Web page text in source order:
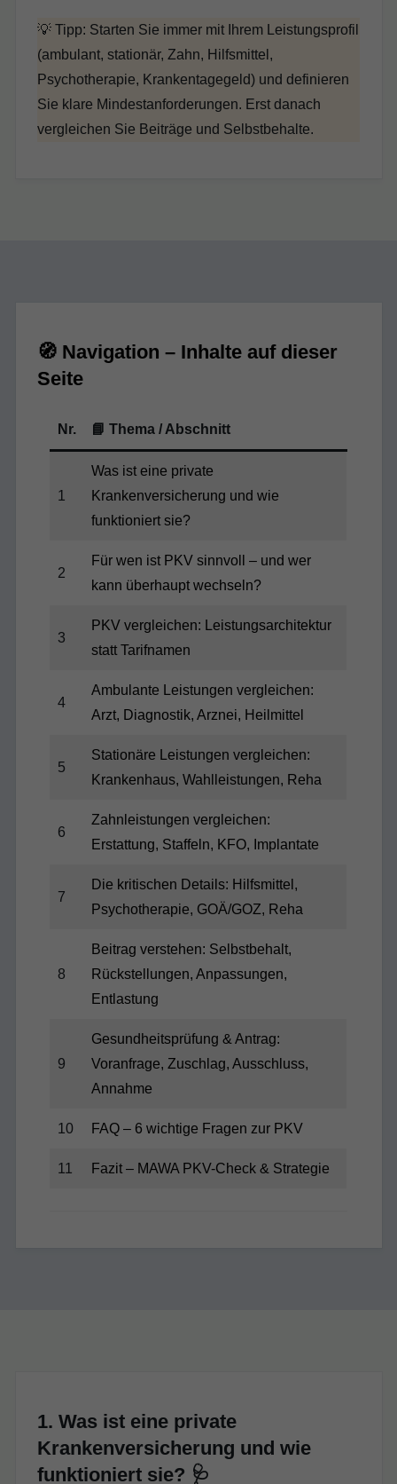
💡 Tipp: Starten Sie immer mit Ihrem Leistungsprofil
(ambulant, stationär, Zahn, Hilfsmittel,
Psychotherapie, Krankentagegeld) und definieren
Sie klare Mindestanforderungen. Erst danach
vergleichen Sie Beiträge und Selbstbehalte.
🧭 Navigation – Inhalte auf dieser
Seite
Nr. 📘 Thema / Abschnitt
1
Was ist eine private
Krankenversicherung und wie
funktioniert sie?
2
Für wen ist PKV sinnvoll – und wer
kann überhaupt wechseln?
3
PKV vergleichen: Leistungsarchitektur
statt Tarifnamen
4
Ambulante Leistungen vergleichen:
Arzt, Diagnostik, Arznei, Heilmittel
5
Stationäre Leistungen vergleichen:
Krankenhaus, Wahlleistungen, Reha
6
Zahnleistungen vergleichen:
Erstattung, Staffeln, KFO, Implantate
7
Die kritischen Details: Hilfsmittel,
Psychotherapie, GOÄ/GOZ, Reha
8
Beitrag verstehen: Selbstbehalt,
Rückstellungen, Anpassungen,
Entlastung
9
Gesundheitsprüfung & Antrag:
Voranfrage, Zuschlag, Ausschluss,
Annahme
10 FAQ – 6 wichtige Fragen zur PKV
11 Fazit – MAWA PKV-Check & Strategie
1. Was ist eine private
Krankenversicherung und wie
funktioniert sie? 🩺